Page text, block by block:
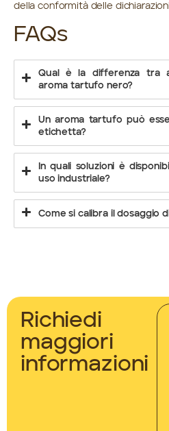
della conformità delle
FAQs
Qual è la differenza tra
aroma tartufo nero?
Un aroma tartufo può
etichetta?
In quali soluzioni è
uso industriale?
Come si calibra il dosaggio
Richiedi
maggiori
informazioni